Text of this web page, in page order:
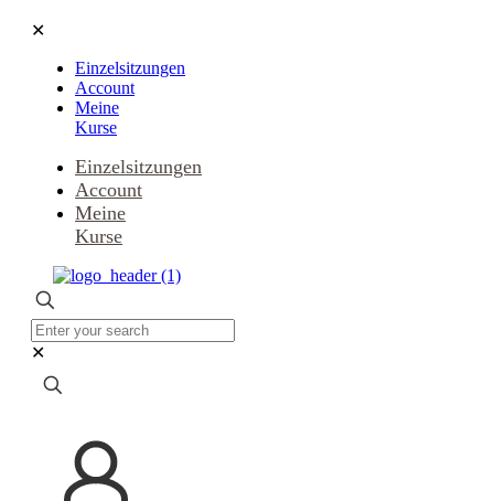
✕
Einzelsitzungen
Account
Meine
Kurse
Einzelsitzungen
Account
Meine
Kurse
✕